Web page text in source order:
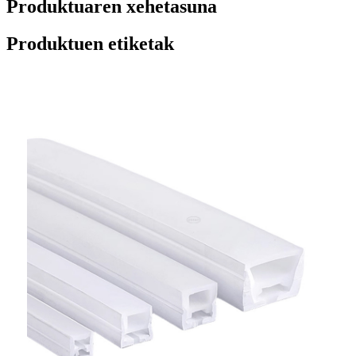
Produktuaren xehetasuna
Produktuen etiketak